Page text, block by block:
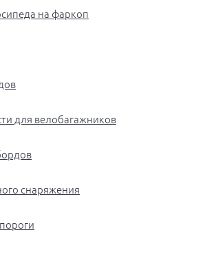
на фаркоп
для велобагажников
снаряжения